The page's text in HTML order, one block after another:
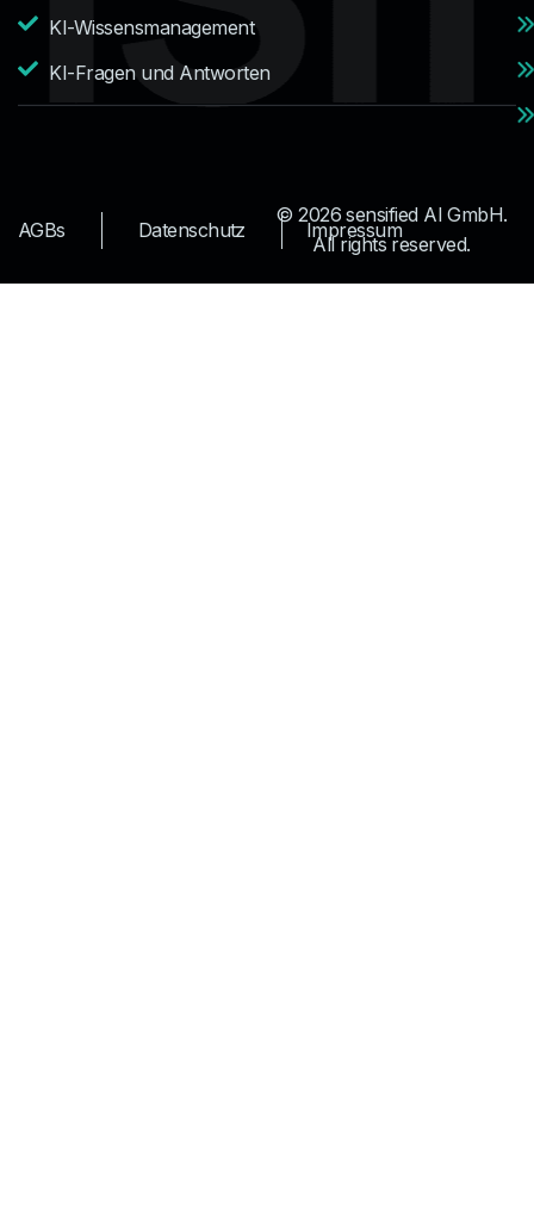
KI-Wissensmanagement
KI-Fragen und Antworten
© 2026 sensified AI GmbH.
All rights reserved.
AGBs Datenschutz Impressum